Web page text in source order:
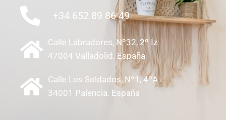
+34 652 89 86 49
Calle Labradores, Nº32, 2º Iz
47004 Valladolid. España
Calle Los Soldados, Nº1, 4ºA
34001 Palencia. España